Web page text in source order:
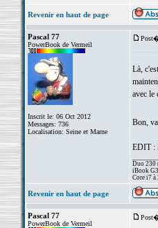
Revenir en haut de page
Pascal 77
PowerBook de Vermeil
Inscrit le: 06 Oct 2012
Messages: 736
Localisation: Seine et Marne
Là,
avec le
Bon,
EDIT :
Duo 230
iBook
Core i7 à
Revenir en haut de page
Pascal 77
PowerBook de Vermeil